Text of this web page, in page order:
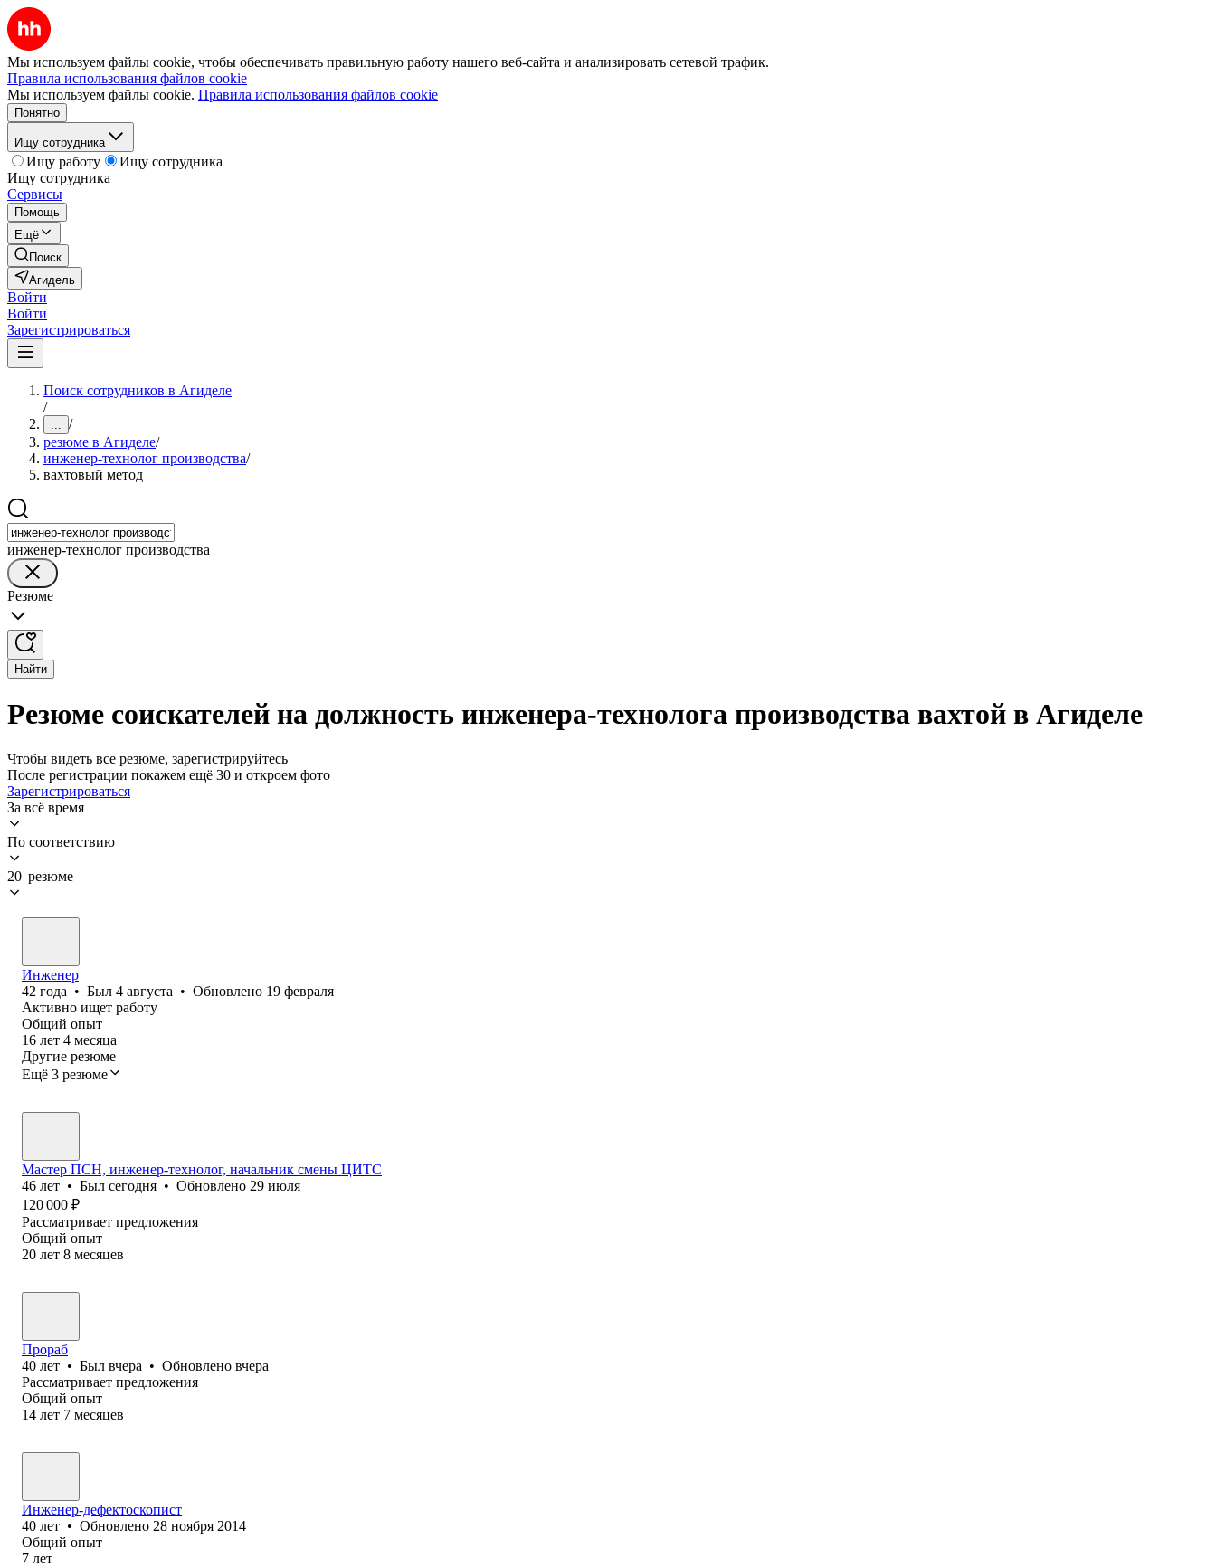
Мы используем файлы cookie, чтобы обеспечивать правильную работу нашего веб-сайта и анализировать сетевой трафик.
Правила использования файлов cookie
Мы используем файлы cookie. Правила использования файлов cookie
Понятно
Ищу сотрудника
Ищу работу
Ищу сотрудника
Ищу сотрудника
Сервисы
Помощь
Ещё
Поиск
Агидель
Войти
Войти
Зарегистрироваться
Поиск сотрудников в Агиделе
/
... /
резюме в Агиделе/
инженер-технолог производства/
вахтовый метод
инженер-технолог производства
Резюме
Найти
Резюме соискателей на должность инженера-технолога производства вахтой в Агиделе
Чтобы видеть все резюме, зарегистрируйтесь
После регистрации покажем ещё 30 и откроем фото
Зарегистрироваться
За всё время
По соответствию
20 резюме
Инженер
42 года • Был 4 августа • Обновлено 19 февраля
Активно ищет работу
Общий опыт
16 лет 4 месяца
Другие резюме
Ещё 3 резюме
Мастер ПСН, инженер-технолог, начальник смены ЦИТС
46 лет • Был сегодня • Обновлено 29 июля
120 000 ₽
Рассматривает предложения
Общий опыт
20 лет 8 месяцев
Прораб
40 лет • Был вчера • Обновлено вчера
Рассматривает предложения
Общий опыт
14 лет 7 месяцев
Инженер-дефектоскопист
40 лет • Обновлено 28 ноября 2014
Общий опыт
7 лет